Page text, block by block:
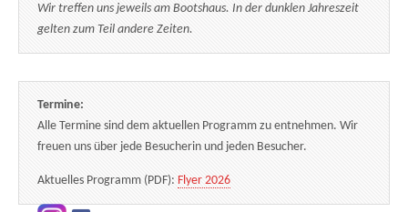
Wir treffen uns jeweils am Bootshaus. In der dunklen Jahreszeit
gelten zum Teil andere Zeiten.
Termine:
Alle Termine sind dem aktuellen Programm zu entnehmen. Wir
freuen uns über jede Besucherin und jeden Besucher.
Aktuelles Programm (PDF): Flyer 2026